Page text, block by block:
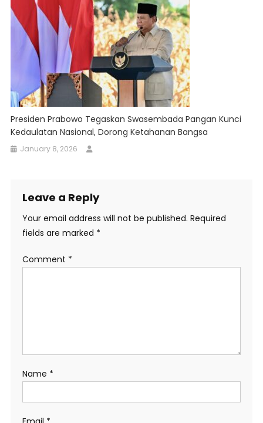
Presiden Prabowo Tegaskan Swasembada Pangan Kunci
Kedaulatan Nasional, Dorong Ketahanan Bangsa
January 8, 2026
Leave a Reply
Your email address will not be published. Required
fields are marked *
Comment *
Name *